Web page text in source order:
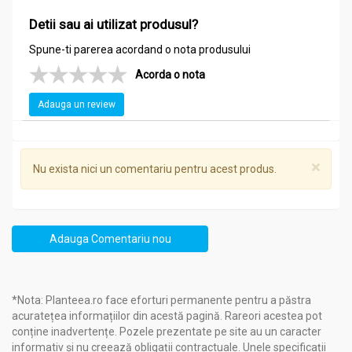
poate fi puțin lipicioasă ca senzație pe piele, în funcție de
dozaj
Recomandări:
pentru îngrijirea și igiena oricărui tip de piele și păr
îngrijirea pielii uscate, deshidratate, crăpate,
descuamate
Glicerina vegetala puritate 99,5% 100ml - HERBAL SANA
Mod de păstrare: la loc uscat și răcoros, ferit de lumina directă
- a nu se ingera,
- a nu se păstra la îndemâna copiilor,
- a nu se aplica pur pe piele,
- a se feri contactul cu ochii; uz cosmetic
Detii sau ai utilizat produsul?
Spune-ti parerea acordand o nota produsului
Acorda o nota
Adauga un review
×
Nu exista nici un comentariu pentru acest produs.
Adauga Comentariu nou
*Nota: Planteea.ro face eforturi permanente pentru a păstra
acuratețea informațiilor din acestă pagină. Rareori acestea pot
conține inadvertențe. Pozele prezentate pe site au un caracter
informativ și nu creează obligații contractuale. Unele specificații